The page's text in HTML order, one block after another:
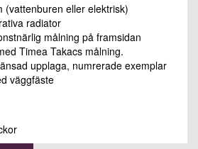
(vattenburen eller elektrisk)
radiator
målning på framsidan
Timea Takacs målning.
upplaga, numrerade exemplar
väggfäste